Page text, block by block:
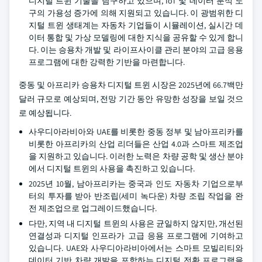
구의 가용성 증가에 의해 지원되고 있습니다. 이 광범위한 디
지털 트윈 생태계는 자동차 기업들이 시뮬레이션, 실시간 데
이터 통합 및 가상 모델링에 대한 지식을 공유할 수 있게 합니
다. 이는 승용차 개발 및 라이프사이클 관리 분야의 고급 응용
프로그램에 대한 강력한 기반을 마련합니다.
중동 및 아프리카 승용차 디지털 트윈 시장은 2025년에 66.7백만
달러 규모로 예상되며, 전망 기간 동안 유망한 성장을 보일 것으
로 예상됩니다.
사우디아라비아와 UAE를 비롯한 중동 정부 및 남아프리카를
비롯한 아프리카의 산업 리더들은 산업 4.0과 스마트 제조업
을 지원하고 있습니다. 이러한 노력은 차량 공학 및 생산 분야
에서 디지털 트윈의 사용을 촉진하고 있습니다.
2025년 10월, 남아프리카는 중국과 인도 자동차 기업으로부
터의 투자를 받아 반조립(세미 녹다운) 차량 조립 작업을 완
전 제조업으로 업그레이드했습니다.
다만, 지역 내 디지털 트윈의 사용은 균일하지 않지만, 개선된
연결성과 디지털 인프라가 고급 응용 프로그램에 기여하고
있습니다. UAE와 사우디아라비아에서는 스마트 모빌리티와